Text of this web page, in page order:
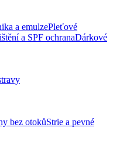
a emulzePleťové
a SPF ochranaDárkové
bez otokůStrie a pevné